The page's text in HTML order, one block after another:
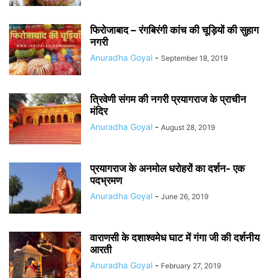
फिरोजाबाद – रंगबिरंगी कांच की चूड़ियों की सुहाग
नगरी
Anuradha Goyal - September 18, 2019
त्रिवेणी संगम की नगरी प्रयागराज के प्राचीन
मंदिर
Anuradha Goyal - August 28, 2019
प्रयागराज के अनमोल धरोहरों का दर्शन- एक
पदभ्रमण
Anuradha Goyal - June 26, 2019
वाराणसी के दशाश्वमेध घाट में गंगा जी की दर्शनीय
आरती
Anuradha Goyal - February 27, 2019